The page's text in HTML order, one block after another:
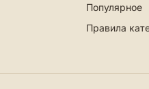
Популярное
Правила